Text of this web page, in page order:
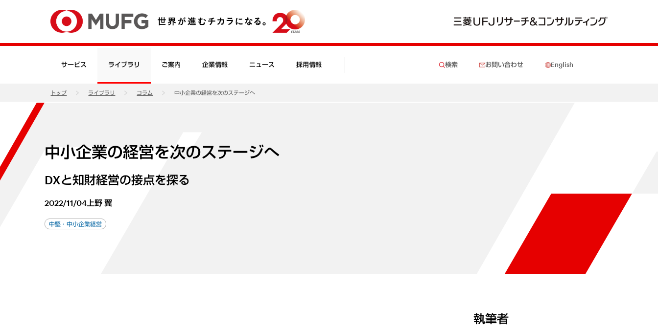
サービス ライブラリ ご案内 企業情報 ニュース 採用情報 検索 お問い合わせ English
トップ ライブラリ コラム 中小企業の経営を次のステージへ
中小企業の経営を次のステージへ
DXと知財経営の接点を探る
2022/11/04 上野 翼
中堅・中小企業経営
執筆者